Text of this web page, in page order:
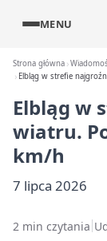
MENU
Strona główna
Elbląg w strefie
Elbląg w
wiatru.
km/h
7 lipca 2026
2 min czytania